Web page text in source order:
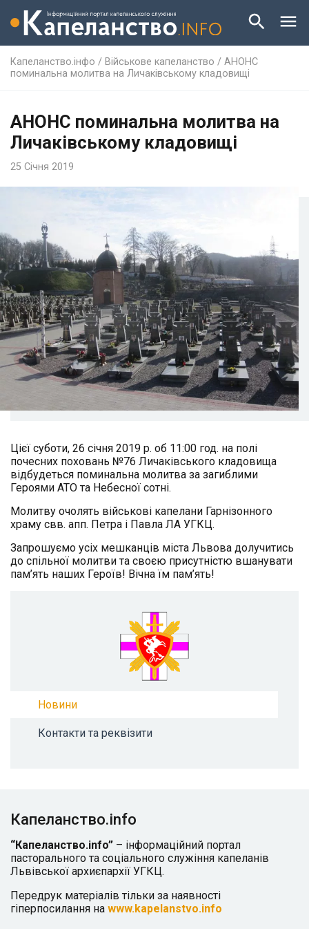
Капеланство.інфо / Військове капеланство / АНОНС
поминальна молитва на Личаківському кладовищі
АНОНС поминальна молитва на
Личаківському кладовищі
25 Січня 2019
Цієї суботи, 26 січня 2019 р. об 11:00 год. на полі
почесних поховань №76 Личаківського кладовища
відбудеться поминальна молитва за загиблими
Героями АТО та Небесної сотні.
Молитву очолять військові капелани Гарнізонного
храму свв. апп. Петра і Павла ЛА УГКЦ.
Запрошуємо усіх мешканців міста Львова долучитись
до спільної молитви та своєю присутністю вшанувати
пам’ять наших Героїв! Вічна їм пам’ять!
Новини
Контакти та реквізити
Капеланство.info
“Капеланство.info” – інформаційний портал
пасторального та соціального служіння капеланів
Львівської архиєпархії УГКЦ.
Передрук матеріалів тільки за наявності
гіперпосилання на www.kapelanstvo.info